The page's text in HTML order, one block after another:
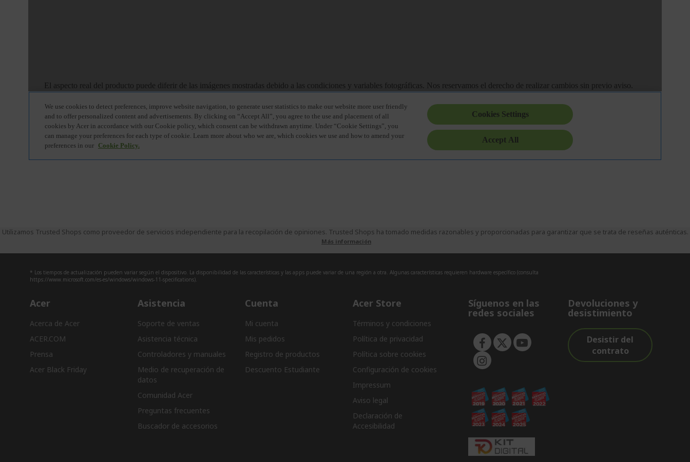
Utilizamos Trusted Shops como proveedor de servicios independiente para la recopilación de opiniones. Trusted Shops ha tomado medidas razonables y proporcionadas para garantizar que se trata de reseñas auténticas.
Más información
* Los tiempos de actualización pueden variar según el dispositivo. La disponibilidad de las características y las apps puede variar de una región a otra. Algunas características requieren hardware específico (consulta
https://www.microsoft.com/es-es/windows/windows-11-specifications).
Acer
Acerca de Acer
ACER.COM
Prensa
Acer Black Friday
Asistencia
Soporte de ventas
Asistencia técnica
Controladores y manuales
Medio de recuperación de
datos
Comunidad Acer
Preguntas frecuentes
Buscador de accesorios
Cuenta
Mi cuenta
Mis pedidos
Registro de productos
Descuento Estudiante
Acer Store
Términos y condiciones
Política de privacidad
Política sobre cookies
Configuración de cookies
Impressum
Aviso legal
Declaración de
Accesibilidad
Síguenos en las
redes sociales
Devoluciones y
desistimiento
Desistir del
contrato